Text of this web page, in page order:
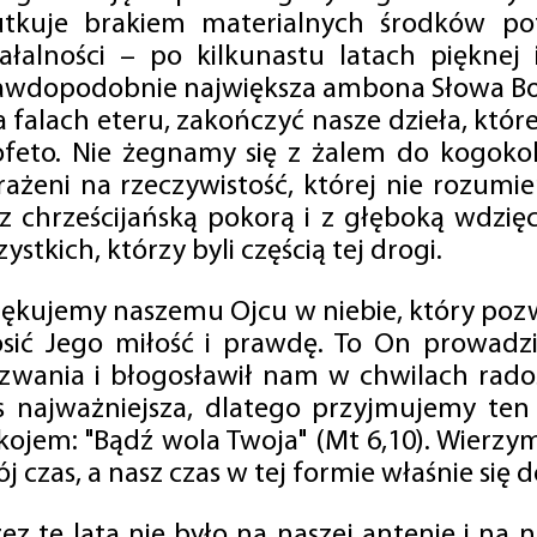
brakiem materialnych środków
– po kilkunastu latach
największa ambona Słowa
falach eteru, zakończyć nasze dzieła,
Nie żegnamy się z żalem do
na rzeczywistość, której nie
chrześcijańską pokorą i z głęboką
którzy byli częścią tej drogi.
naszemu Ojcu w niebie, który
Jego miłość i prawdę. To On
i błogosławił nam w chwilach
najważniejsza, dlatego przyjmujemy
"Bądź wola Twoja" (Mt 6,10).
czas, a nasz czas w tej formie właśnie się